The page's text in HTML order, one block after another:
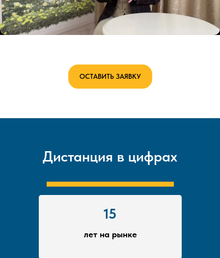
ОСТАВИТЬ ЗАЯВКУ
Дистанция в цифрах
15
лет на рынке